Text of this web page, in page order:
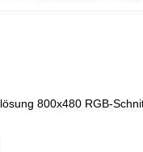
800x480 RGB-